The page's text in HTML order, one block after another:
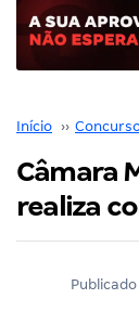
Início ››
Câmara
realiza